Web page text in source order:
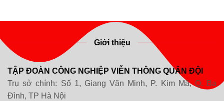
Giới thiệu
TẬP ĐOÀN CÔNG NGHIỆP VIỄN THÔNG QUÂN ĐỘI
Trụ sở chính: Số 1, Giang Văn Minh, P. Kim Mã, Q. Ba
Đình, TP Hà Nội